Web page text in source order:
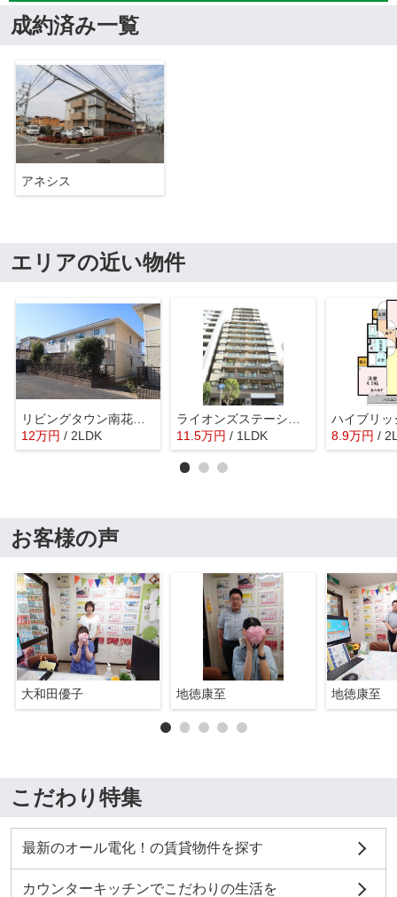
成約済み一覧
アネシス
エリアの近い物件
リビングタウン南花島 Ｃ
12万円 / 2LDK
11.5万円 / 1LDK
ハイブリ
8.9万円 /
お客様の声
大和田優子 地徳康至 地徳康至
こだわり特集
最新のオール電化！の賃貸物件を探す
カウンターキッチンでこだわりの生活を